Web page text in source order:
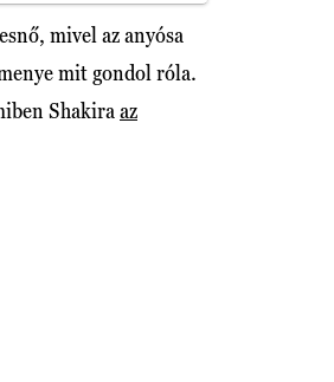
mivel az anyósa
mit gondol róla.
Shakira az